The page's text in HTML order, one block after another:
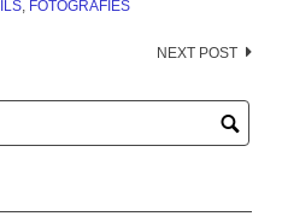
, FOTOGRAFIES
NEXT POST